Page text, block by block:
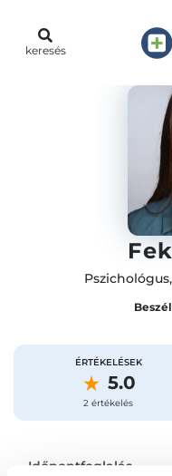
keresés
Pszichológus,
ÉRTÉKELÉSEK
5.0
2 értékelés
Időpontfoglalás